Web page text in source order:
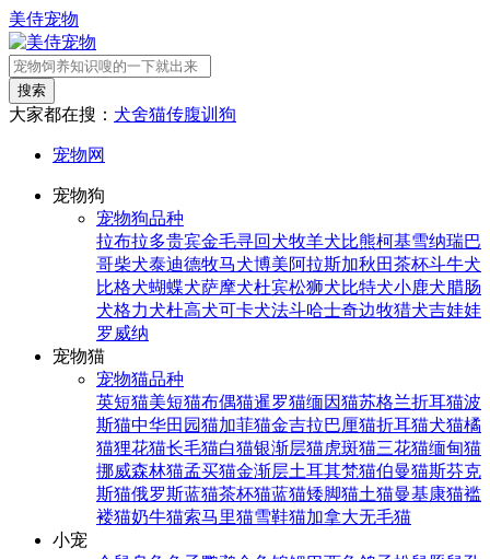
美侍宠物
搜索
大家都在搜： 犬舍猫传腹训狗
宠物网
宠物狗
宠物狗品种
拉布拉多贵宾金毛寻回犬牧羊犬比熊柯基雪纳瑞巴
哥柴犬泰迪德牧马犬博美阿拉斯加秋田茶杯斗牛犬
比格犬蝴蝶犬萨摩犬杜宾松狮犬比特犬小鹿犬腊肠
犬格力犬杜高犬可卡犬法斗哈士奇边牧猎犬吉娃娃
罗威纳
宠物猫
宠物猫品种
英短猫美短猫布偶猫暹罗猫缅因猫苏格兰折耳猫波
斯猫中华田园猫加菲猫金吉拉巴厘猫折耳猫犬猫橘
猫狸花猫长毛猫白猫银渐层猫虎斑猫三花猫缅甸猫
挪威森林猫孟买猫金渐层土耳其梵猫伯曼猫斯芬克
斯猫俄罗斯蓝猫茶杯猫蓝猫矮脚猫土猫曼基康猫褴
褛猫奶牛猫索马里猫雪鞋猫加拿大无毛猫
小宠